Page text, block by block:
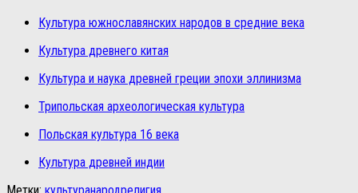
Культура южнославянских народов в средние века
Культура древнего китая
Культура и наука древней греции эпохи эллинизма
Трипольская археологическая культура
Польская культура 16 века
Культура древней индии